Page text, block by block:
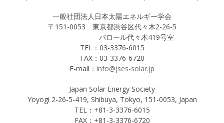
一般社団法人日本太陽エネルギー学会
〒151-0053 東京都渋谷区代々木2-26-5
バロール代々木419号室
TEL：03-3376-6015
FAX：03-3376-6720
E-mail： info@jses-solar.jp
Japan Solar Energy Society
Yoyogi 2-26-5-419, Shibuya, Tokyo, 151-0053, Japan
TEL：+81-3-3376-6015
FAX：+81-3-3376-6720